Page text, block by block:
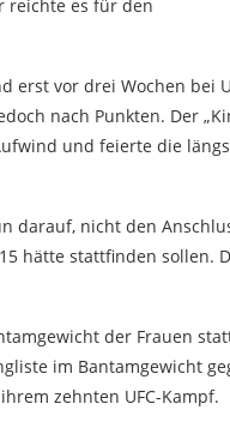
reichte es für den
erst vor drei Wochen bei
nach Punkten. Der
und feierte die
darauf, nicht den
hätte stattfinden sollen.
der Frauen
im Bantamgewicht
zehnten UFC-Kampf.